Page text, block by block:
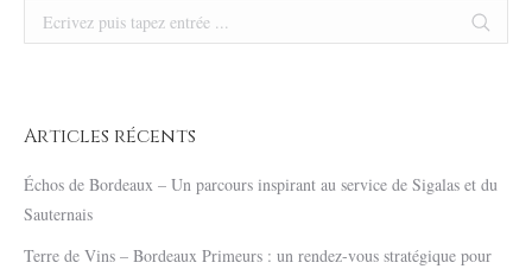
Search:
Articles récents
Échos de Bordeaux – Un parcours inspirant au service de Sigalas et du
Sauternais
Terre de Vins – Bordeaux Primeurs : un rendez-vous stratégique pour